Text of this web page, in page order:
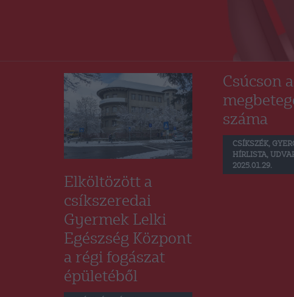
Elköltözött a
csíkszeredai
Gyermek Lelki
Egészség Központ
a régi fogászat
épületéből
Csúcson
száma
CSÍKSZÉK,
HÍRLISTA,
2025.01.29.